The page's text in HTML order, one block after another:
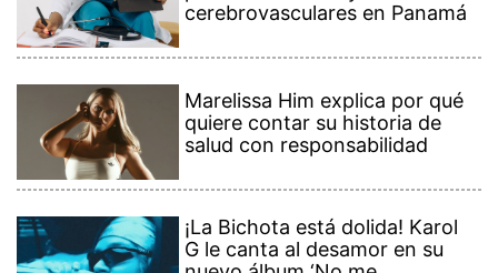
cerebrovasculares en Panamá
Marelissa Him explica por qué
quiere contar su historia de
salud con responsabilidad
¡La Bichota está dolida! Karol
G le canta al desamor en su